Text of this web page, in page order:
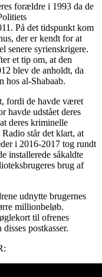
forældre i 1993 da de
På det tidspunkt kom
der er kendt for at
senere syrienskrigere.
et tip om, at den
blev de anholdt, da
hos al-Shabaab.
fordi de havde været
havde udstået deres
deres kriminelle
står det klart, at
i 2016-2017 tog rundt
installerede såkaldte
brug af
udnytte brugernes
millionbeløb.
til ofrenes
postkasser.